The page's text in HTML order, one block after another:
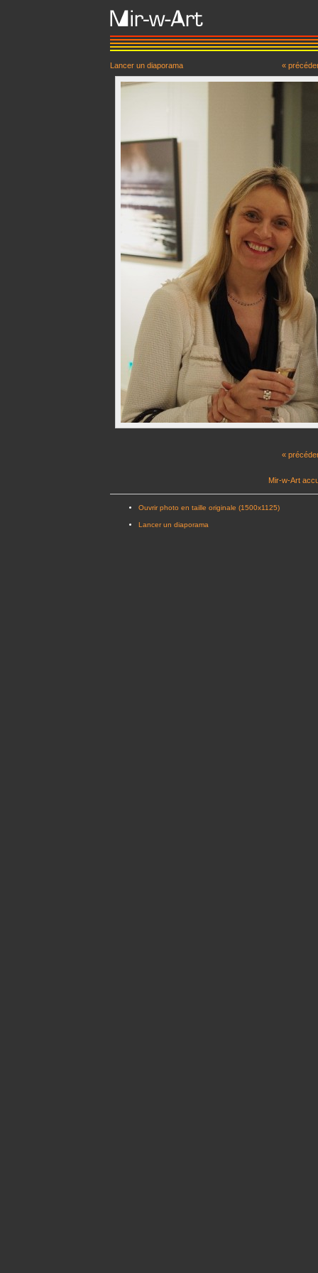
Lancer un diaporama «
«
Mir-w-Art
Ouvrir photo en taille originale (1500x1125)
Lancer un diaporama